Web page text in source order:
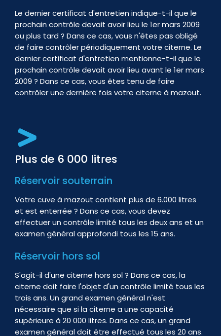
Le dernier certificat d'entretien indique-t-il que le
prochain contrôle devait avoir lieu le 1er mars 2009
ou plus tard ? Dans ce cas, vous n'êtes pas obligé
de faire contrôler périodiquement votre citerne. Le
dernier certificat d'entretien mentionne-t-il que le
prochain contrôle devait avoir lieu avant le 1er mars
2009 ? Dans ce cas, vous êtes tenu de faire
contrôler une dernière fois votre citerne à mazout.
Plus de 6 000 litres
Réservoir souterrain
Votre cuve à mazout contient plus de 6.000 litres
et est enterrée ? Dans ce cas, vous devez
effectuer un contrôle limité tous les deux ans et un
examen général approfondi tous les 15 ans.
Réservoir hors sol
S'agit-il d'une citerne hors sol ? Dans ce cas, la
citerne doit faire l'objet d'un contrôle limité tous les
trois ans. Un grand examen général n'est
nécessaire que si la citerne a une capacité
supérieure à 20 000 litres. Dans ce cas, un grand
examen général doit être effectué tous les 20 ans.